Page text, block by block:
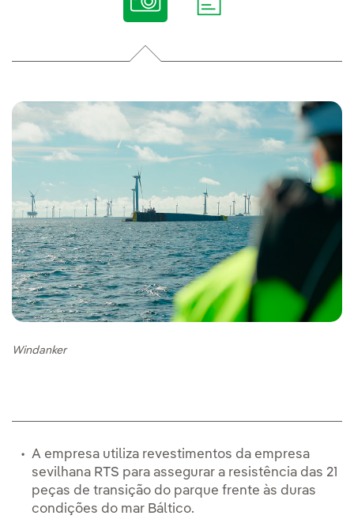
Windanker
A empresa utiliza revestimentos da empresa
sevilhana RTS para assegurar a resistência das 21
peças de transição do parque frente às duras
condições do mar Báltico.